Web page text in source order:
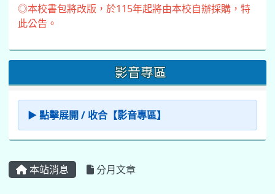
◎本校書包將改版，於115年起將由本校自辦採購，特
此公告。
影音專區
▶ 點擊展開 / 收合【影音專區】
本站消息 分月文章